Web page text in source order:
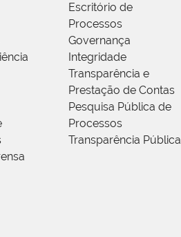
Escritório de
Processos
Governança
Integridade
Transparência e
Prestação de Contas
Pesquisa Pública de
Processos
Transparência Pública